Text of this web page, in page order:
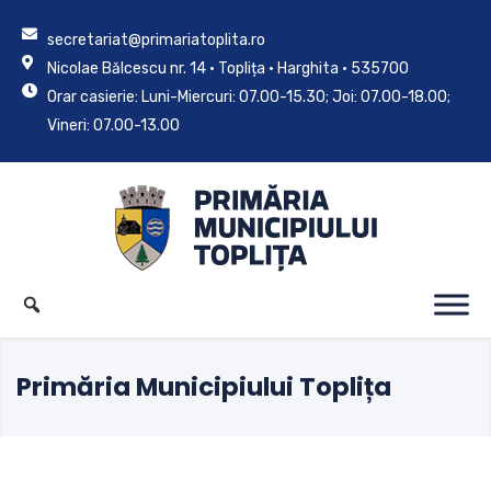
secretariat@primariatoplita.ro
Nicolae Bălcescu nr. 14 • Toplița • Harghita • 535700
Orar casierie: Luni-Miercuri: 07.00-15.30; Joi: 07.00-18.00;
Vineri: 07.00-13.00
Primăria Municipiului Toplița